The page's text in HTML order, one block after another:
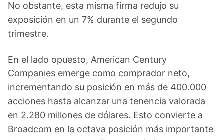
No obstante, esta misma firma redujo su
exposición en un 7% durante el segundo
trimestre.
En el lado opuesto, American Century
Companies emerge como comprador neto,
incrementando su posición en más de 400.000
acciones hasta alcanzar una tenencia valorada
en 2.280 millones de dólares. Esto convierte a
Broadcom en la octava posición más importante